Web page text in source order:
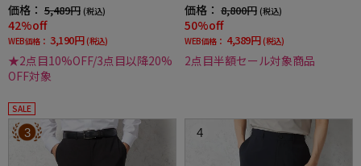
価格： 5,489円 (税込)
42%off
WEB価格： 3,190円 (税込)
★2点目10%OFF/3点目以降20%
OFF対象
価格： 8,800円 (税込)
50%off
WEB価格： 4,389円 (税込)
2点目半額セール対象商品
SALE
3 4